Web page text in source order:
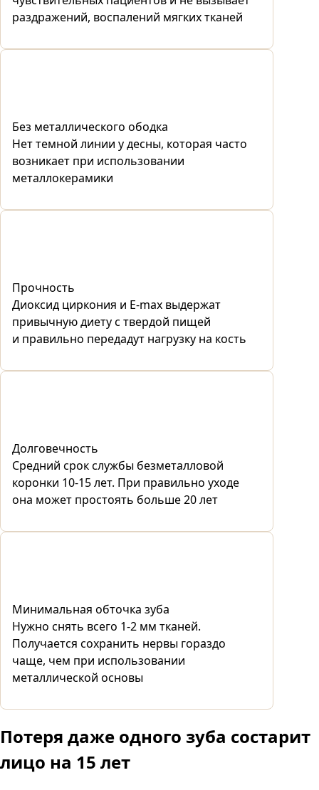
раздражений, воспалений мягких тканей
Без металлического ободка
Нет темной линии у десны, которая часто
возникает при использовании
металлокерамики
Прочность
Диоксид циркония и E-max выдержат
привычную диету с твердой пищей
и правильно передадут нагрузку на кость
Долговечность
Средний срок службы безметалловой
коронки 10-15 лет. При правильно уходе
она может простоять больше 20 лет
Минимальная обточка зуба
Нужно снять всего 1-2 мм тканей.
Получается сохранить нервы гораздо
чаще, чем при использовании
металлической основы
Потеря даже одного зуба состарит
лицо на 15 лет